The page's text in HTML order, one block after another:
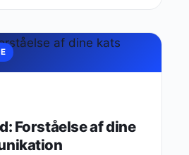
Forståelse af dine